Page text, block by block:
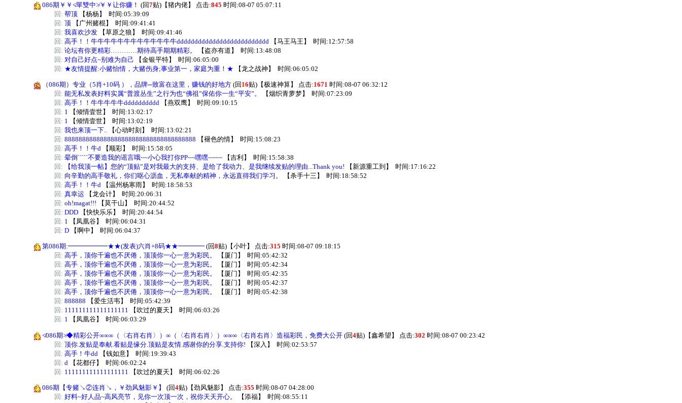
086期￥￥≮單雙中≯￥￥让你赚！ (回7贴)【猪内佬】 点击:845 时间:08-07 05:07:11
回: 帮顶 【杨杨】
时间:05:39:09
回: 顶 【广州赌棍】
时间:09:41:41
回: 我喜欢沙发 【草原之狼】
时间:09:41:46
回: 高手！！牛牛牛牛牛牛牛牛牛牛牛牛牛dddddddddddddddddddddddddd 【马王马王】
时间:12:57:58
回: 论坛有你更精彩…………期待高手期期精彩。 【盗亦有道】
时间:13:48:08
回: 对自己好点~别难为自己 【金银平特】
时间:06:05:00
回: ★友情提醒:小赌怡情，大赌伤身;事业第一，家庭为重！★ 【龙之战神】 时间:06:05:02
（086期）专业（5肖+10码 ），品牌─致富在这里，赚钱的好地方(回 16贴)【极速神算】 点击:1671 时间:08-07 06:32:12
回: 能无私发表好料实属“普渡丛生”之行为也“佛祖”保佑你一生“平安”。 【烟织青萝梦】
时间:07:23:09
回: 高手！！牛牛牛牛牛dddddddddd 【燕双鹰】
时间:09:10:15
回: 1 【倾情壹世】
时间:13:02:17
回: 1 【倾情壹世】
时间:13:02:19
回: 我也来顶一下.. 【心动时刻 】
时间:13:02:21
回: 8888888888888888888888888888888888888 【褪色的情】
时间:15:08:23
回: 高手！！牛d 【 顺彩】
时间:15:58:05
回: 晕倒`````不要造我的谣言哦~~小心我打你PP~~嘿嘿~~~~ 【吉利 】
时间:15:58:38
回:
【给我顶一帖】您的“顶贴”是对我最大的支持、是给了我动力、是我继续发贴的理由...Thank you! 【 新源重工到 】
时间:17:16:22
回: 向辛勤的高手敬礼，你们呕心沥血，无私奉献的精神，永远直得我们学习。 【杀手十三 】
时间:18:58:52
回: 高手！！牛d 【温州杨寒雨】
时间:18:58:53
回: 真幸运 【龙会计】
时间:20:06:31
回: oh!magat!!! 【莫干山 】
时间:20:44:52
回: DDD 【快快乐乐】
时间:20:44:54
回: 1 【 凤凰谷】
时间:06:04:31
回: D 【啊中 】 时间:06:04:37
第086期:━━━━━━★★(发表)六肖+8码★★━━━━(回8贴)【小叶】 点击:315 时间:08-07 09:18:15
回: 高手，顶你千遍也不厌倦，顶顶你一心一意为彩民。 【 厦门 】
时间:05:42:32
回: 高手，顶你千遍也不厌倦，顶顶你一心一意为彩民。 【 厦门 】
时间:05:42:34
回: 高手，顶你千遍也不厌倦，顶顶你一心一意为彩民。 【 厦门 】
时间:05:42:35
回: 高手，顶你千遍也不厌倦，顶顶你一心一意为彩民。 【 厦门 】
时间:05:42:37
回: 高手，顶你千遍也不厌倦，顶顶你一心一意为彩民。 【 厦门 】
时间:05:42:38
回: 888888 【爱生活韦】
时间:05:42:39
回: 111111111111111111 【 吹过的夏天 】
时间:06:03:26
回: 1 【 凤凰谷】 时间:06:03:29
≮086期≯◆精彩公开∞∞∞（〈右肖右肖〉）∞（〈右肖右肖〉）∞∞∞〈右肖右肖〉造福彩民，免费大公开(回4贴)【鑫希望】 点击:302 时间:08-07 00:23:42
回: 顶你.发贴是奉献.看贴是缘分.顶贴是友情.感谢你的分享.支持你! 【深入 】
时间:02:53:57
回: 高手！牛dd 【钱如意】
时间:19:39:43
回: d 【花都仔】
时间:06:02:24
回: 111111111111111111 【吹过的夏天】 时间:06:02:26
086期【专赌↘②连肖↘，￥劲风魅影￥】 (回4贴)【劲风魅影】 点击:355 时间:08-07 04:28:00
回: 好料~好人品~高风亮节，见你一次顶一次，祝你天天开心。 【添福】
时间:08:55:11